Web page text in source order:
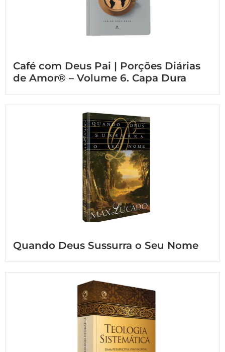
Café com Deus Pai | Porções Diárias
de Amor® – Volume 6. Capa Dura
Quando Deus Sussurra o Seu Nome